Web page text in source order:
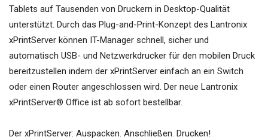
Tablets auf Tausenden von Druckern in Desktop-Qualität
unterstützt. Durch das Plug-and-Print-Konzept des Lantronix
xPrintServer können IT-Manager schnell, sicher und
automatisch USB- und Netzwerkdrucker für den mobilen Druck
bereitzustellen indem der xPrintServer einfach an ein Switch
oder einen Router angeschlossen wird. Der neue Lantronix
xPrintServer® Office ist ab sofort bestellbar.
Der xPrintServer: Auspacken. Anschließen. Drucken!